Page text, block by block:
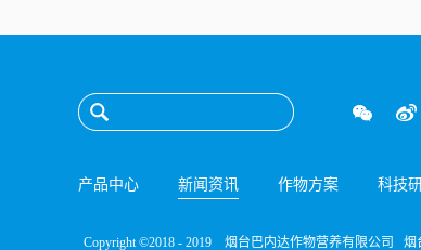
产品中心 新闻资讯 作物方案 科技
Copyright ©2018 - 2019 烟台巴内达作物营养有限公司 烟